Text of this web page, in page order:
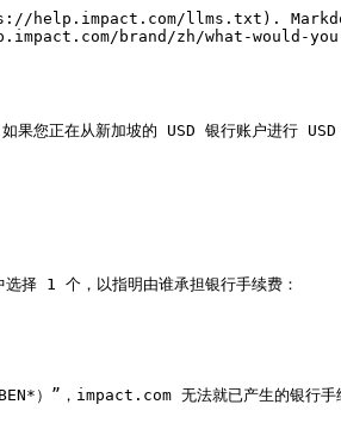
llms.txt).
brand/zh/what-would-
您正在从新加坡的 USD 银行账户进行 USD
择 1 个，以指明由谁承担银行手续费：
）”，impact.com 无法就已产生的银行手